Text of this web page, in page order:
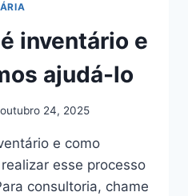
inventário e
ajudá-lo
outubro 24, 2025
e como
esse processo
consultoria, chame